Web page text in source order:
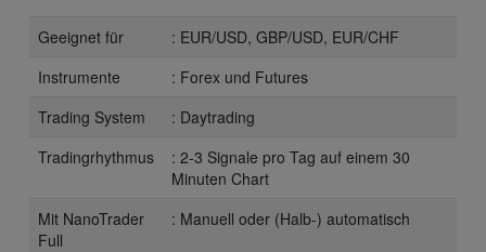
Geeignet für
: EUR/USD, GBP/USD, EUR/CHF
Instrumente
: Forex und Futures
Trading System
: Daytrading
Tradingrhythmus
: 2-3 Signale pro Tag auf einem 30
Minuten Chart
Mit NanoTrader
Full
: Manuell oder (Halb-) automatisch